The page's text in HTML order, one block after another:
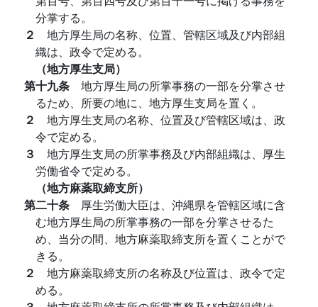
分掌する。
２ 地方厚生局の名称、位置、管轄区域及び内部組
織は、政令で定める。
（地方厚生支局）
第十九条 地方厚生局の所掌事務の一部を分掌させ
るため、所要の地に、地方厚生支局を置く。
２ 地方厚生支局の名称、位置及び管轄区域は、政
令で定める。
３ 地方厚生支局の所掌事務及び内部組織は、厚生
労働省令で定める。
（地方麻薬取締支所）
第二十条 厚生労働大臣は、沖縄県を管轄区域に含
む地方厚生局の所掌事務の一部を分掌させるた
め、当分の間、地方麻薬取締支所を置くことがで
きる。
２ 地方麻薬取締支所の名称及び位置は、政令で定
める。